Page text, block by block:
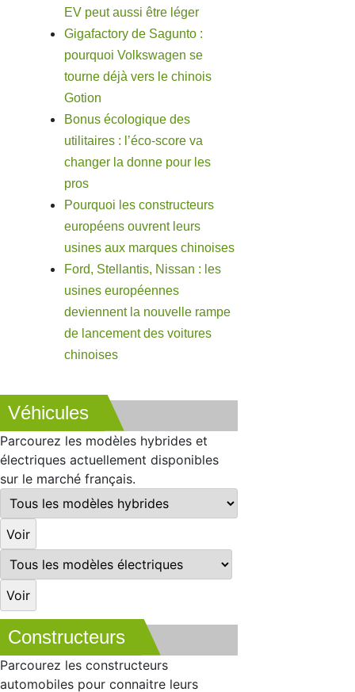
EV peut aussi être léger
Gigafactory de Sagunto :
pourquoi Volkswagen se
tourne déjà vers le chinois
Gotion
Bonus écologique des
utilitaires : l’éco-score va
changer la donne pour les
pros
Pourquoi les constructeurs
européens ouvrent leurs
usines aux marques chinoises
Ford, Stellantis, Nissan : les
usines européennes
deviennent la nouvelle rampe
de lancement des voitures
chinoises
Véhicules
Parcourez les modèles hybrides et
électriques actuellement disponibles
sur le marché français.
Constructeurs
Parcourez les constructeurs
automobiles pour connaitre leurs